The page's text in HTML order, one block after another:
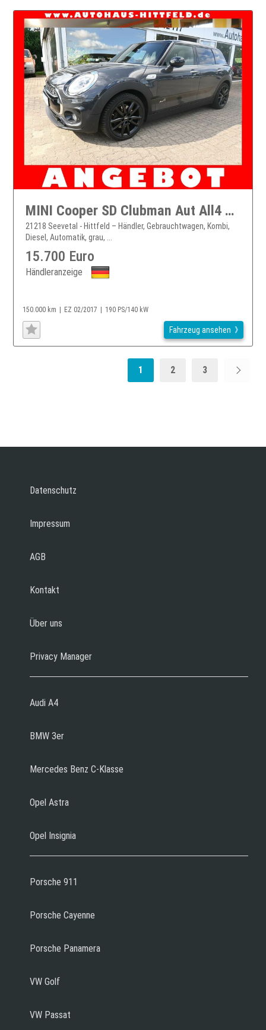
MINI Cooper SD Clubman Aut All4 Leder Navi PDC 18Alus...
21218 Seevetal - Hittfeld – Händler, Gebrauchtwagen, Kombi,
Diesel, Automatik, grau, ...
15.700 Euro
Händleranzeige
150.000 km EZ 02/2017 190 PS/140 kW
Fahrzeug ansehen
1 2 3
Datenschutz
Impressum
AGB
Kontakt
Über uns
Privacy Manager
Audi A4
BMW 3er
Mercedes Benz C-Klasse
Opel Astra
Opel Insignia
Porsche 911
Porsche Cayenne
Porsche Panamera
VW Golf
VW Passat